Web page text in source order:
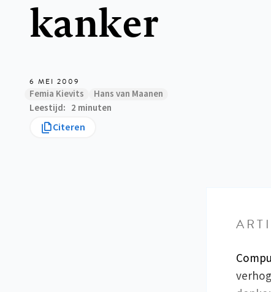
kanker
6 MEI 2009
Femia Kievits
Hans van Maanen
Leestijd
2 minuten
Citeren